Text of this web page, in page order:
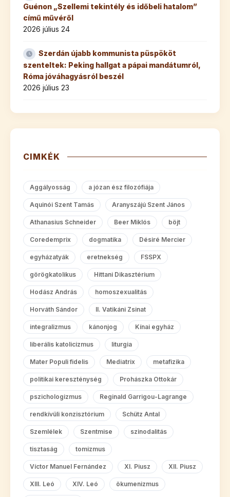
Guénon „Szellemi tekintély és időbeli hatalom”
című művéről
2026 július 24
Szerdán újabb kommunista püspököt
szenteltek: Peking hallgat a pápai mandátumról,
Róma jóváhagyásról beszél
2026 július 23
CIMKÉK
Aggályosság a józan ész filozófiája
Aquinói Szent Tamás Aranyszájú Szent János
Athanasius Schneider Beer Miklós böjt
Coredemprix dogmatika Désiré Mercier
egyházatyák eretnekség FSSPX
görögkatolikus Hittani Dikasztérium
Hodász András homoszexualitás
Horváth Sándor II. Vatikáni Zsinat
integralizmus kánonjog Kínai egyház
liberális katolicizmus liturgia
Mater Populi fidelis Mediatrix metafizika
politikai kereszténység Prohászka Ottokár
pszichologizmus Reginald Garrigou-Lagrange
rendkívüli konzisztórium Schütz Antal
Szemlélek Szentmise szinodalitás
tisztaság tomizmus
Víctor Manuel Fernández XI. Piusz XII. Piusz
XIII. Leó XIV. Leó ökumenizmus